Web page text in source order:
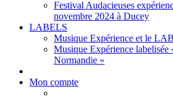
Festival Audacieuses
novembre 2024 à Ducey
LABELS
Musique Expérience et le
Musique Expérience labelisée
Normandie »
Mon compte